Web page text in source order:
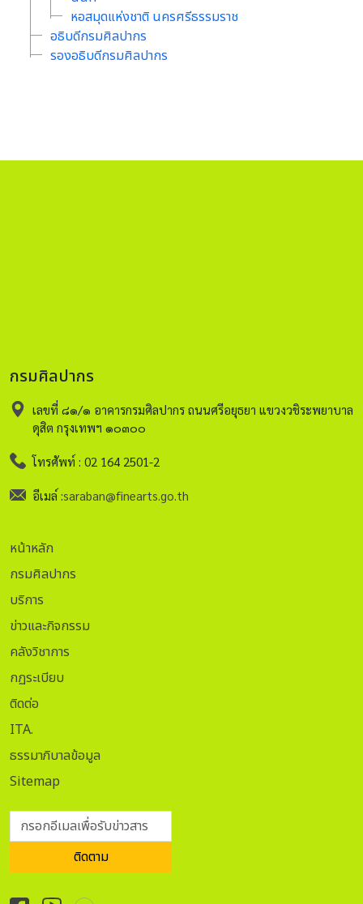
หอสมุดแห่งชาติ นครศรีธรรมราช
อธิบดีกรมศิลปากร
รองอธิบดีกรมศิลปากร
กรมศิลปากร
เลขที่ ๘๑/๑ อาคารกรมศิลปากร ถนนศรีอยุธยา แขวงวชิระพยาบาล
ดุสิต กรุงเทพฯ ๑๐๓๐๐
โทรศัพท์ : 02 164 2501-2
อีเมล์ :saraban@finearts.go.th
หน้าหลัก
กรมศิลปากร
บริการ
ข่าวและกิจกรรม
คลังวิชาการ
กฏระเบียบ
ติดต่อ
ITA.
ธรรมาภิบาลข้อมูล
Sitemap
กรอกอีเมลเพื่อรับข่าวสาร
ติดตาม